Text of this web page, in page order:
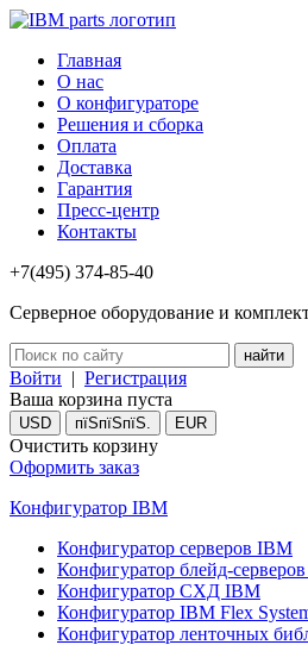
Главная
О нас
О конфигураторе
Решения и сборка
Оплата
Доставка
Гарантия
Пресс-центр
Контакты
+7(495) 374-85-40
Серверное оборудование и
Войти | Регистрация
Ваша корзина пуста
USD пїЅпїЅпїЅ. EUR
Очистить корзину
Оформить заказ
Конфигуратор IBM
Конфигуратор серверов IBM
Конфигуратор блейд-
Конфигуратор СХД IBM
Конфигуратор IBM Flex
Конфигуратор ленточных